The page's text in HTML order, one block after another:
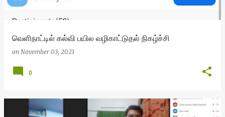
வெளிநாட்டில் கல்வி பயில வழிகாட்டுதல் நிகழ்ச்சி
on November 03, 2021
0